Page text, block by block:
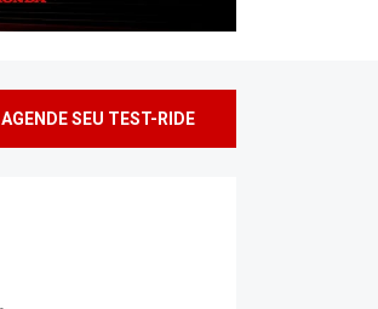
AGENDE SEU TEST-RIDE